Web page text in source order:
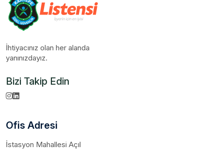
İhtiyacınız olan her alanda
yanınızdayız.
Bizi Takip Edin
Ofis Adresi
İstasyon Mahallesi Açıl